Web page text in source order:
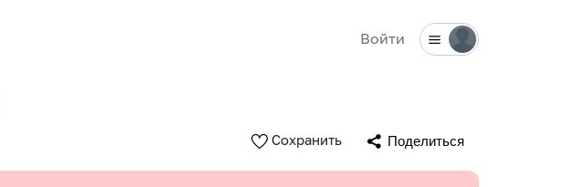
Войти
Сохранить Поделиться